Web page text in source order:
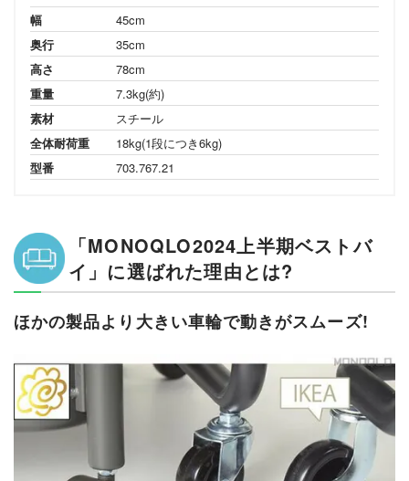
幅
45cm
奥行
35cm
高さ
78cm
重量
7.3kg(約)
素材
スチール
全体耐荷重
18kg(1段につき6kg)
型番
703.767.21
「MONOQLO2024上半期ベストバ
イ」に選ばれた理由とは?
ほかの製品より大きい車輪で動きがスムーズ!